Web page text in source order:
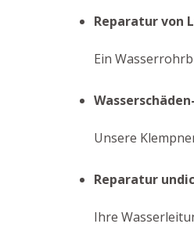
Reparatur von
Ein
Unsere
Reparatur
Ihre